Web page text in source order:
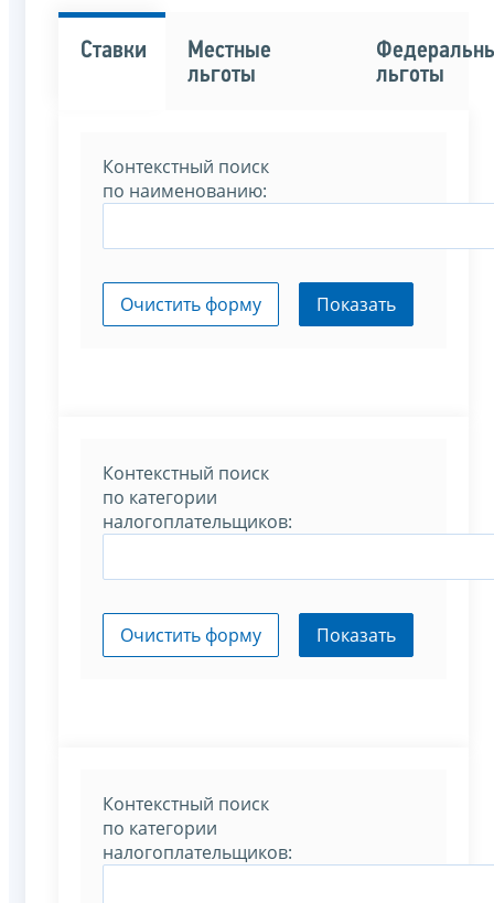
Ставки
Местные
льготы
льготы
Контекстный поиск
по наименованию:
Очистить форму Показать
Контекстный поиск
по категории
налогоплательщиков:
Очистить форму Показать
Контекстный поиск
по категории
налогоплательщиков: